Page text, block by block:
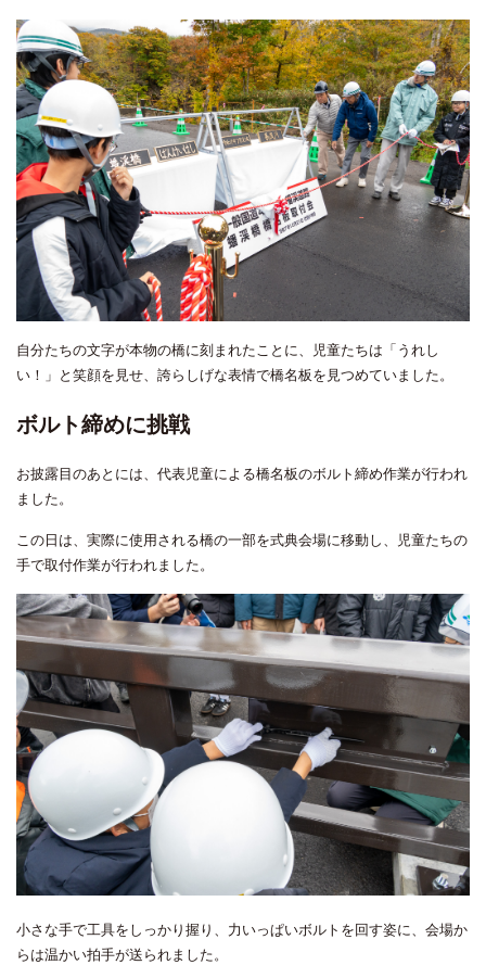
自分たちの文字が本物の橋に刻まれたことに、児童たちは「うれし
い！」と笑顔を見せ、誇らしげな表情で橋名板を見つめていました。
ボルト締めに挑戦
お披露目のあとには、代表児童による橋名板のボルト締め作業が行われ
ました。
この日は、実際に使用される橋の一部を式典会場に移動し、児童たちの
手で取付作業が行われました。
小さな手で工具をしっかり握り、力いっぱいボルトを回す姿に、会場か
らは温かい拍手が送られました。